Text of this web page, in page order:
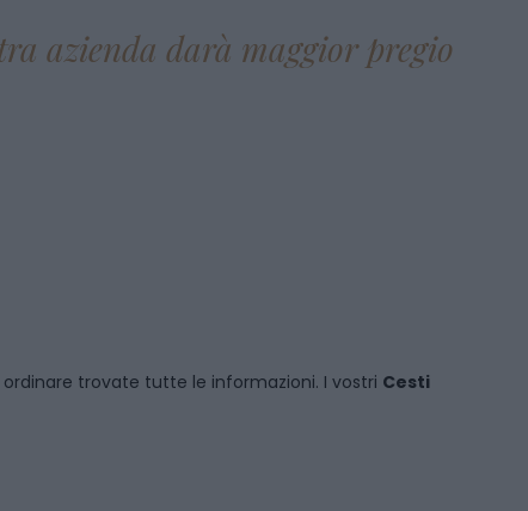
azienda darà maggior pregio
trovate tutte le informazioni. I vostri Cesti